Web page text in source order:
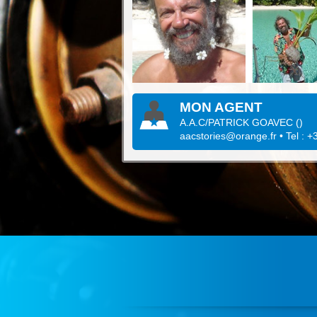
MON AGENT
A.A.C/PATRICK GOAVEC ()
aacstories@orange.fr • Tel :